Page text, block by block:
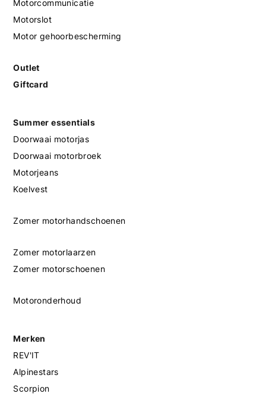
Motorcommunicatie
Motorslot
Motor gehoorbescherming
Outlet
Giftcard
Summer essentials
Doorwaai motorjas
Doorwaai motorbroek
Motorjeans
Koelvest
Zomer motorhandschoenen
Zomer motorlaarzen
Zomer motorschoenen
Motoronderhoud
Merken
REV'IT
Alpinestars
Scorpion